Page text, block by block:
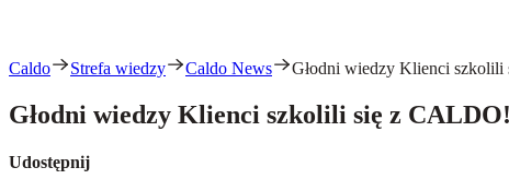
Caldo Strefa wiedzy Caldo News Głodni wiedzy Klienci
Głodni wiedzy Klienci szkolili się z CALDO!
Udostępnij